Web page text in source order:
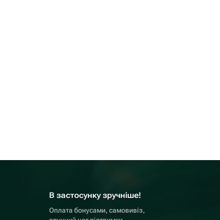
В застосунку зручніше!
Оплата бонусами, самовивіз,